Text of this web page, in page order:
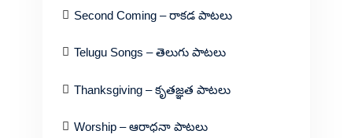
Second Coming – రాకడ పాటలు
Telugu Songs – తెలుగు పాటలు
Thanksgiving – కృతజ్ఞత పాటలు
Worship – ఆరాధనా పాటలు